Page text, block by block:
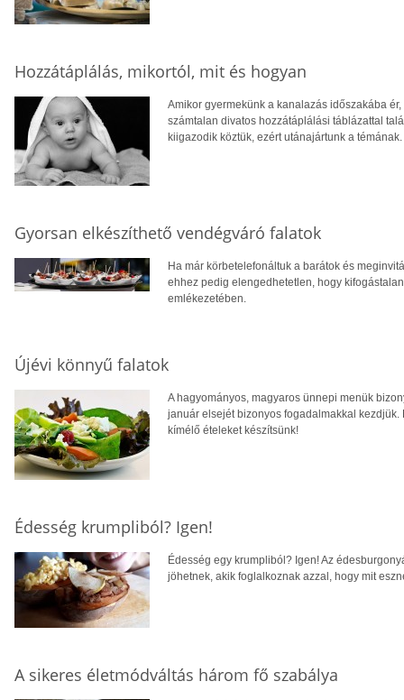
Hozzátáplálás, mikortól, mit és hogyan
Amikor gyermekünk a kanalazás időszakába
számtalan divatos hozzátáplálási táblázattal
kiigazodik köztük, ezért utánajártunk a témának.
Gyorsan elkészíthető vendégváró falatok
Ha már körbetelefonáltuk a barátok és
ehhez pedig elengedhetetlen, hogy
emlékezetében.
Újévi könnyű falatok
A hagyományos, magyaros ünnepi menük
január elsejét bizonyos fogadalmakkal
kímélő ételeket készítsünk!
Édesség krumpliból? Igen!
Édesség egy krumpliból? Igen! Az
jöhetnek, akik foglalkoznak azzal, hogy mit
A sikeres életmódváltás három fő szabálya